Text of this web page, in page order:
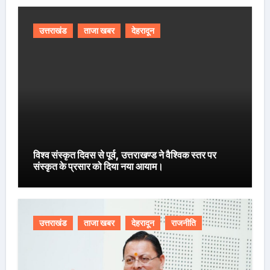
उत्तराखंड ताजा खबर देहरादून
विश्व संस्कृत दिवस से पूर्व, उत्तराखण्ड ने वैश्विक स्तर पर
संस्कृत के प्रसार को दिया नया आयाम।
उत्तराखंड ताजा खबर देहरादून राजनीति